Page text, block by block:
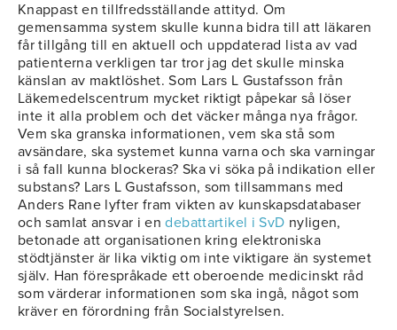
Knappast en tillfredsställande attityd. Om
gemensamma system skulle kunna bidra till att läkaren
får tillgång till en aktuell och uppdaterad lista av vad
patienterna verkligen tar tror jag det skulle minska
känslan av maktlöshet. Som Lars L Gustafsson från
Läkemedelscentrum mycket riktigt påpekar så löser
inte it alla problem och det väcker många nya frågor.
Vem ska granska informationen, vem ska stå som
avsändare, ska systemet kunna varna och ska varningar
i så fall kunna blockeras? Ska vi söka på indikation eller
substans? Lars L Gustafsson, som tillsammans med
Anders Rane lyfter fram vikten av kunskapsdatabaser
och samlat ansvar i endebattartikel i SvD nyligen,
betonade att organisationen kring elektroniska
stödtjänster är lika viktig om inte viktigare än systemet
själv. Han förespråkade ett oberoende medicinskt råd
som värderar informationen som ska ingå, något som
kräver en förordning från Socialstyrelsen.